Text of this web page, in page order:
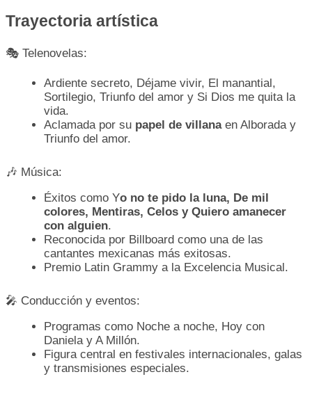
Trayectoria artística
🎭 Telenovelas:
Ardiente secreto, Déjame vivir, El manantial,
Sortilegio, Triunfo del amor y Si Dios me quita la
vida.
Aclamada por su papel de villanaen Alborada y
Triunfo del amor.
🎶 Música:
Éxitos como Yo no te pido la luna, De mil
colores, Mentiras, Celos y Quiero amanecer
con alguien.
Reconocida por Billboard como una de las
cantantes mexicanas más exitosas.
Premio Latin Grammy a la Excelencia Musical.
🎤 Conducción y eventos:
Programas como Noche a noche, Hoy con
Daniela y A Millón.
Figura central en festivales internacionales, galas
y transmisiones especiales.